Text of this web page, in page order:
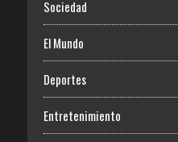
Sociedad
El Mundo
Deportes
Entretenimiento